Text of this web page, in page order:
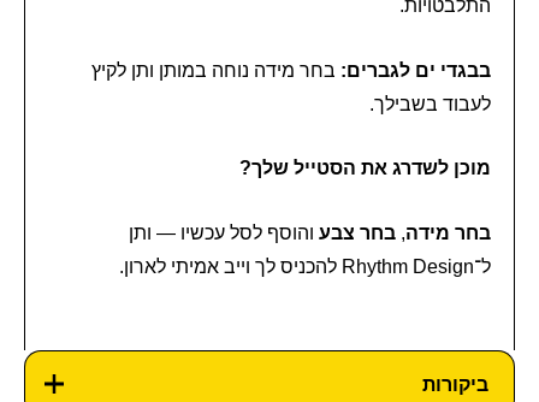
התלבטויות.
בבגדי ים לגברים: בחר מידה נוחה במותן ותן לקיץ
לעבוד בשבילך.
מוכן לשדרג את הסטייל שלך?
בחר מידה, בחר צבעוהוסף לסל עכשיו — ותן
ל־Rhythm Design להכניס לך וייב אמיתי לארון.
ביקורות